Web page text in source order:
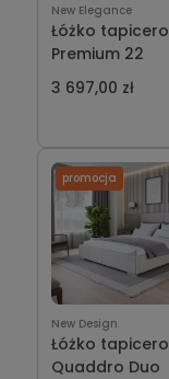
New Elegance
Łóżko
Premium 22
3 697,00 zł
New Design
Łóżko
Quaddro Duo
promocja